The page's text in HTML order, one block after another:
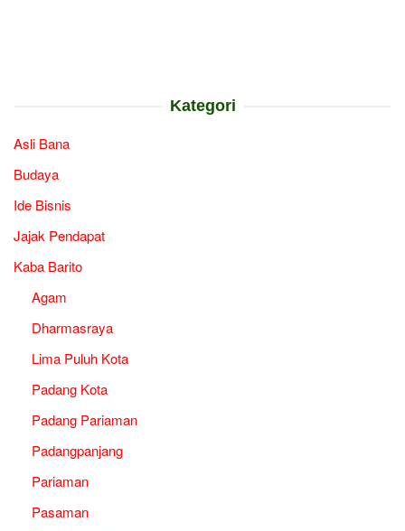
Kategori
Asli Bana
Budaya
Ide Bisnis
Jajak Pendapat
Kaba Barito
Agam
Dharmasraya
Lima Puluh Kota
Padang Kota
Padang Pariaman
Padangpanjang
Pariaman
Pasaman